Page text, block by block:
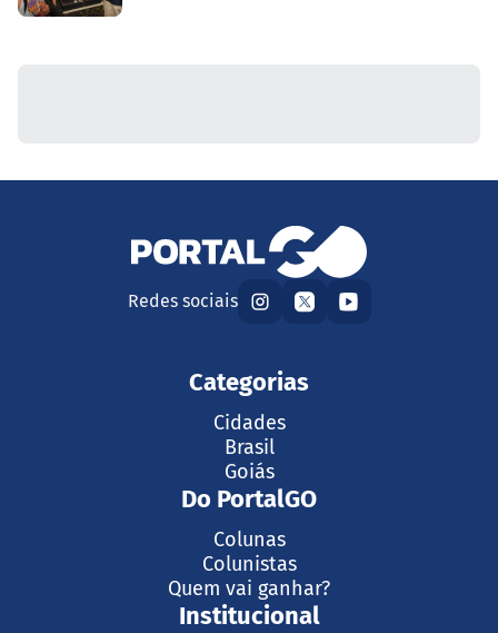
Redes sociais
Categorias
Cidades
Brasil
Goiás
Do PortalGO
Colunas
Colunistas
Quem vai ganhar?
Institucional